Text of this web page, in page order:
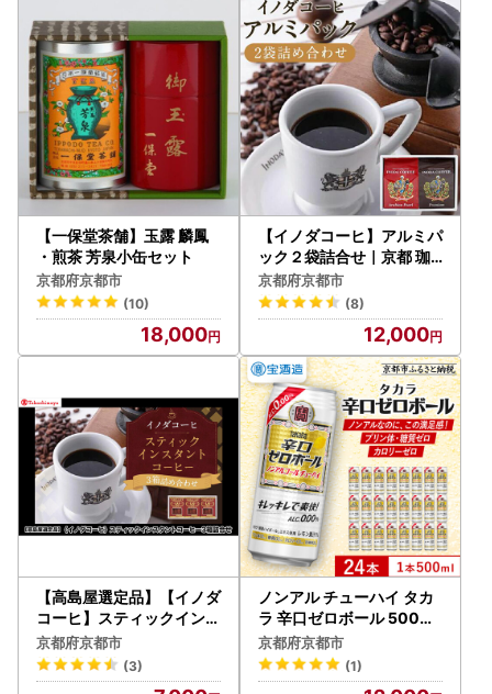
【一保堂茶舗】玉露 麟鳳
・煎茶 芳泉小缶セット
京都府京都市
(10)
18,000
【イノダコーヒ】アルミパ
ック２袋詰合せ｜京都 珈
琲 人気ブランド レギュラ
ーコーヒー
京都府京都市
(8)
12,000
【高島屋選定品】【イノダ
コーヒ】スティックインス
タントコーヒー3箱詰合せ
京都府京都市
(3)
ノンアル チューハイ タカ
ラ 辛口ゼロボール 500ml
×24本 ノンアル
京都府京都市
(1)